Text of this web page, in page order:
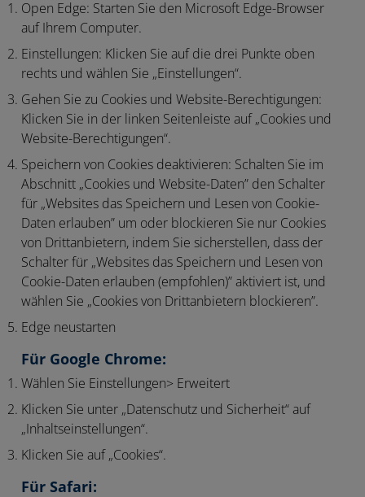
Open Edge: Starten Sie den Microsoft Edge-Browser
auf Ihrem Computer.
Einstellungen: Klicken Sie auf die drei Punkte oben
rechts und wählen Sie „Einstellungen“.
Gehen Sie zu Cookies und Website-Berechtigungen:
Klicken Sie in der linken Seitenleiste auf „Cookies und
Website-Berechtigungen“.
Speichern von Cookies deaktivieren: Schalten Sie im
Abschnitt „Cookies und Website-Daten” den Schalter
für „Websites das Speichern und Lesen von Cookie-
Daten erlauben” um oder blockieren Sie nur Cookies
von Drittanbietern, indem Sie sicherstellen, dass der
Schalter für „Websites das Speichern und Lesen von
Cookie-Daten erlauben (empfohlen)” aktiviert ist, und
wählen Sie „Cookies von Drittanbietern blockieren”.
Edge neustarten
Für Google Chrome:
Wählen Sie Einstellungen> Erweitert
Klicken Sie unter „Datenschutz und Sicherheit“ auf
„Inhaltseinstellungen“.
Klicken Sie auf „Cookies“.
Für Safari: